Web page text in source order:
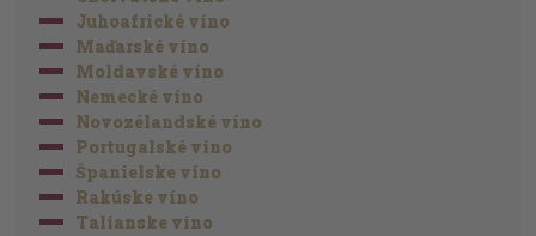
Juhoafrické víno
Maďarské víno
Moldavské víno
Nemecké víno
Novozélandské víno
Portugalské víno
Španielske víno
Rakúske víno
Talianske víno